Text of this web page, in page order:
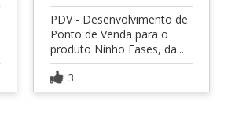
PDV - Desenvolvimento de
Ponto de Venda para o
produto Ninho Fases, da...
3